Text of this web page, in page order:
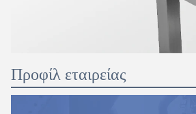
Προφίλ εταιρείας